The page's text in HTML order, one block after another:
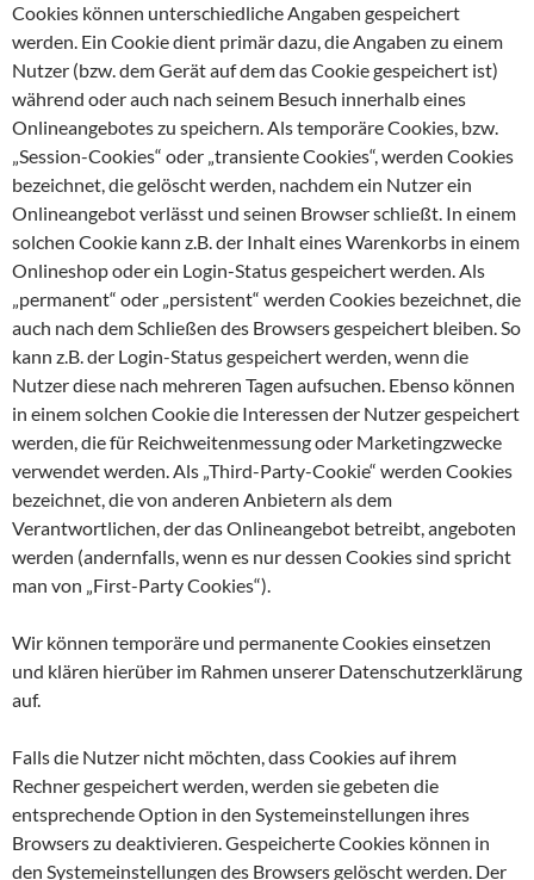
Cookies können unterschiedliche Angaben gespeichert
werden. Ein Cookie dient primär dazu, die Angaben zu einem
Nutzer (bzw. dem Gerät auf dem das Cookie gespeichert ist)
während oder auch nach seinem Besuch innerhalb eines
Onlineangebotes zu speichern. Als temporäre Cookies, bzw.
„Session-Cookies“ oder „transiente Cookies“, werden Cookies
bezeichnet, die gelöscht werden, nachdem ein Nutzer ein
Onlineangebot verlässt und seinen Browser schließt. In einem
solchen Cookie kann z.B. der Inhalt eines Warenkorbs in einem
Onlineshop oder ein Login-Status gespeichert werden. Als
„permanent“ oder „persistent“ werden Cookies bezeichnet, die
auch nach dem Schließen des Browsers gespeichert bleiben. So
kann z.B. der Login-Status gespeichert werden, wenn die
Nutzer diese nach mehreren Tagen aufsuchen. Ebenso können
in einem solchen Cookie die Interessen der Nutzer gespeichert
werden, die für Reichweitenmessung oder Marketingzwecke
verwendet werden. Als „Third-Party-Cookie“ werden Cookies
bezeichnet, die von anderen Anbietern als dem
Verantwortlichen, der das Onlineangebot betreibt, angeboten
werden (andernfalls, wenn es nur dessen Cookies sind spricht
man von „First-Party Cookies“).
Wir können temporäre und permanente Cookies einsetzen
und klären hierüber im Rahmen unserer Datenschutzerklärung
auf.
Falls die Nutzer nicht möchten, dass Cookies auf ihrem
Rechner gespeichert werden, werden sie gebeten die
entsprechende Option in den Systemeinstellungen ihres
Browsers zu deaktivieren. Gespeicherte Cookies können in
den Systemeinstellungen des Browsers gelöscht werden. Der